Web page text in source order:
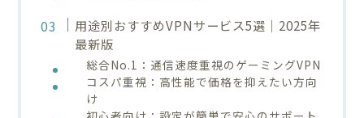
用途別おすすめVPNサービス5選｜2025年
最新版
総合No.1：通信速度重視のゲーミングVPN
コスパ重視：高性能で価格を抑えたい方向
け